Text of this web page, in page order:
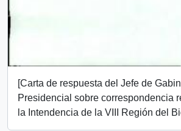
[Carta de respuesta del Jefe de
Presidencial sobre correspondencia
la Intendencia de la VIII Región del